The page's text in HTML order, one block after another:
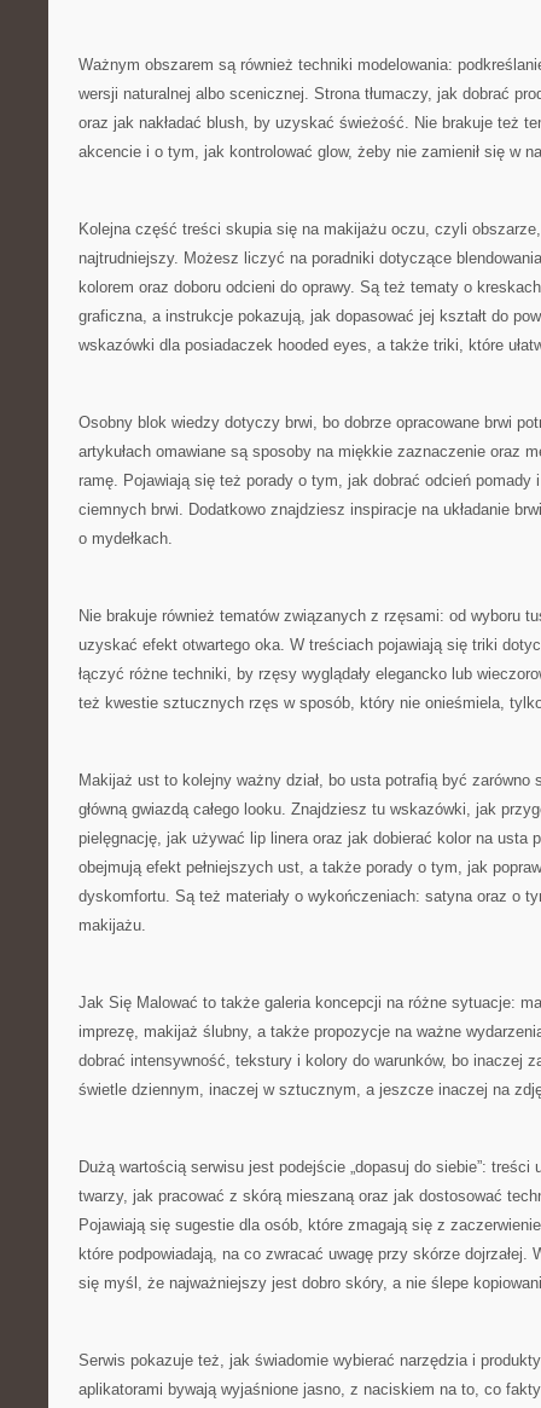
Ważnym obszarem są również techniki modelowania:
wersji naturalnej albo scenicznej. Strona tłumaczy, jak dobrać
oraz jak nakładać blush, by uzyskać świeżość. Nie brakuje też
akcencie i o tym, jak kontrolować glow, żeby nie zamienił się w
Kolejna część treści skupia się na makijażu oczu, czyli
najtrudniejszy. Możesz liczyć na poradniki dotyczące
kolorem oraz doboru odcieni do oprawy. Są też tematy o
graficzna, a instrukcje pokazują, jak dopasować jej kształt do
wskazówki dla posiadaczek hooded eyes, a także triki, które
Osobny blok wiedzy dotyczy brwi, bo dobrze opracowane brwi
artykułach omawiane są sposoby na miękkie zaznaczenie oraz
ramę. Pojawiają się też porady o tym, jak dobrać odcień
ciemnych brwi. Dodatkowo znajdziesz inspiracje na układanie
o mydełkach.
Nie brakuje również tematów związanych z rzęsami: od wyboru
uzyskać efekt otwartego oka. W treściach pojawiają się triki
łączyć różne techniki, by rzęsy wyglądały elegancko lub
też kwestie sztucznych rzęs w sposób, który nie onieśmiela,
Makijaż ust to kolejny ważny dział, bo usta potrafią być zarówno
główną gwiazdą całego looku. Znajdziesz tu wskazówki, jak
pielęgnację, jak używać lip linera oraz jak dobierać kolor na usta
obejmują efekt pełniejszych ust, a także porady o tym, jak
dyskomfortu. Są też materiały o wykończeniach: satyna oraz o
makijażu.
Jak Się Malować to także galeria koncepcji na różne sytuacje:
imprezę, makijaż ślubny, a także propozycje na ważne
dobrać intensywność, tekstury i kolory do warunków, bo inaczej
świetle dziennym, inaczej w sztucznym, a jeszcze inaczej na
Dużą wartością serwisu jest podejście „dopasuj do siebie”: treści
twarzy, jak pracować z skórą mieszaną oraz jak dostosować
Pojawiają się sugestie dla osób, które zmagają się z
które podpowiadają, na co zwracać uwagę przy skórze dojrzałej.
się myśl, że najważniejszy jest dobro skóry, a nie ślepe
Serwis pokazuje też, jak świadomie wybierać narzędzia i
aplikatorami bywają wyjaśnione jasno, z naciskiem na to, co